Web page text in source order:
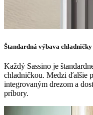
Štandardná výbava chladničky
Každý Sassino je
chladničkou. Medzi ďalšie
integrovaným drezom a
príbory.